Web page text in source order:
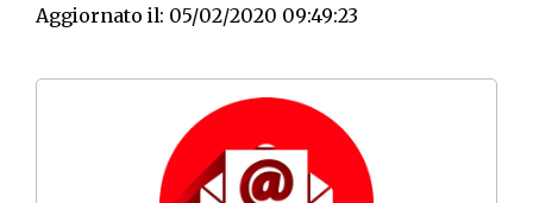
Aggiornato il: 05/02/2020 09:49:23